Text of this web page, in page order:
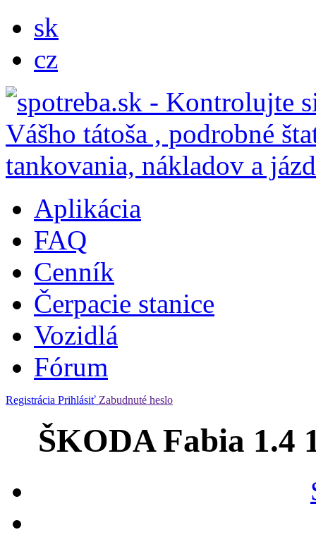
sk
cz
Aplikácia
FAQ
Cenník
Čerpacie stanice
Vozidlá
Fórum
Registrácia Prihlásiť Zabudnuté heslo
ŠKODA Fabia 1.4